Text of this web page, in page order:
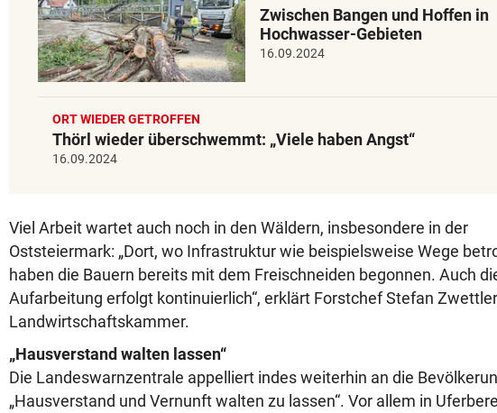
Zwischen Bangen und Hoffen in
Hochwasser-Gebieten
16.09.2024
ORT WIEDER GETROFFEN
Thörl wieder überschwemmt: „Viele haben Angst“
16.09.2024
Viel Arbeit wartet auch noch in den Wäldern, insbesondere in der
Oststeiermark: „Dort, wo Infrastruktur wie beispielsweise Wege
haben die Bauern bereits mit dem Freischneiden begonnen. Auch
Aufarbeitung erfolgt kontinuierlich“, erklärt Forstchef Stefan
Landwirtschaftskammer.
„Hausverstand walten lassen“
Die Landeswarnzentrale appelliert indes weiterhin an die
„Hausverstand und Vernunft walten zu lassen“. Vor allem in